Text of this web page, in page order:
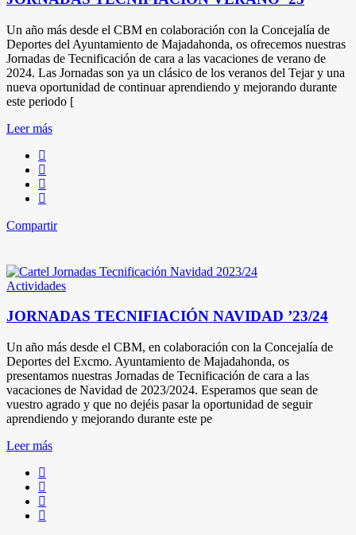
Un año más desde el CBM en colaboración con la Concejalía de
Deportes del Ayuntamiento de Majadahonda, os ofrecemos nuestras
Jornadas de Tecnificación de cara a las vacaciones de verano de
2024. Las Jornadas son ya un clásico de los veranos del Tejar y una
nueva oportunidad de continuar aprendiendo y mejorando durante
este periodo [
Leer más
Compartir
Actividades
JORNADAS TECNIFIACIÓN NAVIDAD ’23/24
Un año más desde el CBM, en colaboración con la Concejalía de
Deportes del Excmo. Ayuntamiento de Majadahonda, os
presentamos nuestras Jornadas de Tecnificación de cara a las
vacaciones de Navidad de 2023/2024. Esperamos que sean de
vuestro agrado y que no dejéis pasar la oportunidad de seguir
aprendiendo y mejorando durante este pe
Leer más